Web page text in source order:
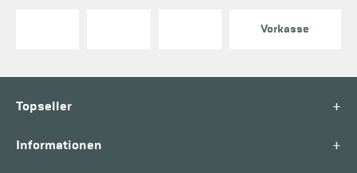
Vorkasse
Topseller +
Informationen +